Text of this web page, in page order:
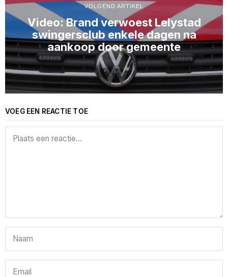
VOLGEND ARTIKEL
Video: Brand verwoest Lelystad
swingersclub enkele dagen na
aankoop door gemeente
VOEG EEN REACTIE TOE